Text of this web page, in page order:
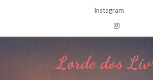
Instagram
Lorde dos